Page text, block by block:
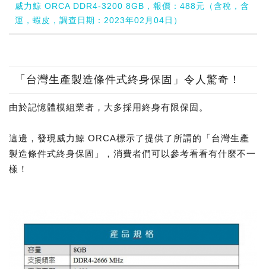
威力鯨 ORCA DDR4-3200 8GB，報價：488元（含稅，含
運，蝦皮，調查日期：2023年02月04日）
「台灣生產製造條件式終身保固」令人驚奇！
由於記憶體模組業者，大多採用終身有限保固。
這邊，發現威力鯨 ORCA標示了提供了所謂的「台灣生產
製造條件式終身保固」，消費者們可以參考看看有什麼不一
樣！